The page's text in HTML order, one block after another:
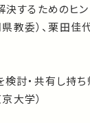
するためのヒン
教委）、栗田佳
討・共有し持ち
大学）